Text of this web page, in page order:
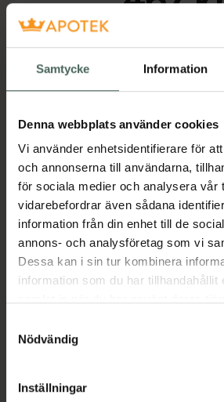
Samtycke Information
Denna webbplats använder cookies
Vi använder enhetsidentifierare för
och annonserna till användarna,
för sociala medier och analysera vår
vidarebefordrar även sådana
information från din enhet till de
annons- och analysföretag som vi
Dessa kan i sin tur kombinera
information som du har tillhandahållit
återkalla ditt samtycke via
cookieinställningar. Ett återkallat
lagligheten av behandling som skett
Nödvändig
Inställningar
Köp via ditt recept
Aktuella erbjudanden
Beskrivning
Läs alltid bipacksedeln
användning.
EAN:07046261240420
Kronans Apotek finns här för dig. Du